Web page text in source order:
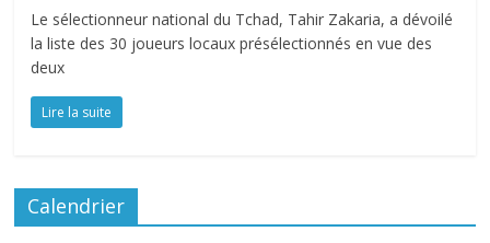
Le sélectionneur national du Tchad, Tahir Zakaria, a dévoilé
la liste des 30 joueurs locaux présélectionnés en vue des
deux
Lire la suite
Calendrier